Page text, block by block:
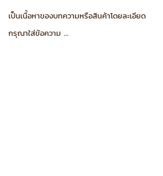
เป็นเนื้อหาของบทความหรือสินค้าโดยละเอียด
กรุณาใส่ข้อความ …